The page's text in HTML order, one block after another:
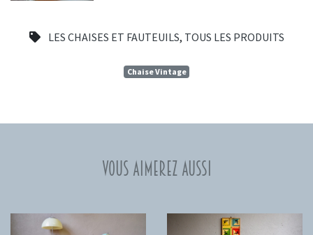
LES CHAISES ET FAUTEUILS, TOUS LES PRODUITS
Chaise Vintage
Vous aimerez aussi